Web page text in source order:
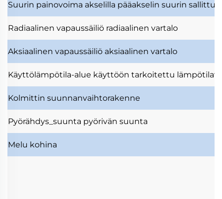
Suurin painovoima akselilla pääakselin suurin sallittu
Radiaalinen vapaussäiliö radiaalinen vartalo
Aksiaalinen vapaussäiliö aksiaalinen vartalo
Käyttölämpötila-alue käyttöön tarkoitettu
Kolmittin suunnanvaihtorakenne
Pyörähdys_suunta pyörivän suunta
Melu kohina